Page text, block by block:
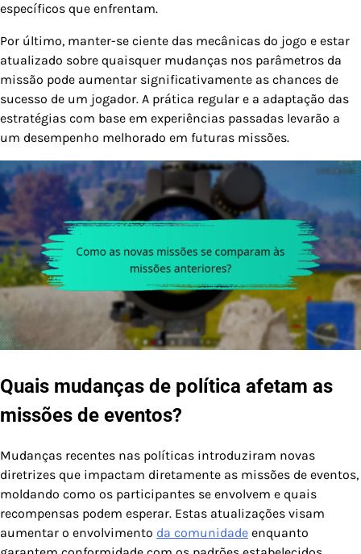
específicos que enfrentam.
Por último, manter-se ciente das mecânicas do jogo e estar
atualizado sobre quaisquer mudanças nos parâmetros da
missão pode aumentar significativamente as chances de
sucesso de um jogador. A prática regular e a adaptação das
estratégias com base em experiências passadas levarão a
um desempenho melhorado em futuras missões.
Quais mudanças de política afetam as
missões de eventos?
Mudanças recentes nas políticas introduziram novas
diretrizes que impactam diretamente as missões de eventos,
moldando como os participantes se envolvem e quais
recompensas podem esperar. Estas atualizações visam
aumentar o envolvimento da comunidade enquanto